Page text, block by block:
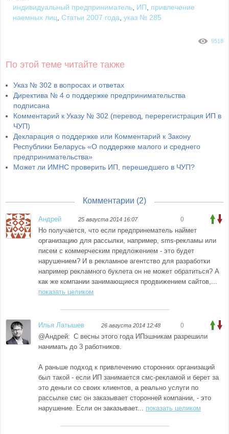
индивидуальный предприниматель ИП
привлечение
наемных лиц Статьи 2007 года указ № 285
9518
По этой теме читайте также
Указ № 302 в вопросах и ответах
Директива № 4 о поддержке предпринимательства
подписана
Комментарий к Указу № 302 (перевод, перерегистрация ИП в
ЧУП)
Декларация о поддержке или Комментарий к Закону
Республики Беларусь «О поддержке малого и среднего
предпринимательства»
Может ли ИМНС проверить ИП, перешедшего в ЧУП?
Комментарии (2)
Андрей 25 августа 2014 16:07 0
Но получается, что если предпринематель наймет
организацию для рассылки, например, sms-рекламы или
писем с коммерческим предложением - это будет
нарушением? И в рекламное агентство для разработки
например рекламного буклета он не может обратиться? А
как же компании занимающиеся продвижением сайтов,...
показать целиком
Илья Латышев 26 августа 2014 12:48 0
@Андрей: С весны этого года ИПэшникам разрешили
нанимать до 3 работников.
А раньше подход к привлечению сторонних организаций
был такой - если ИП занимается смс-рекламой и берет за
это деньги со своих клиентов, а реально услуги по
рассылке смс он заказывает сторонней компании, - это
нарушение. Если он заказывает... показать целиком